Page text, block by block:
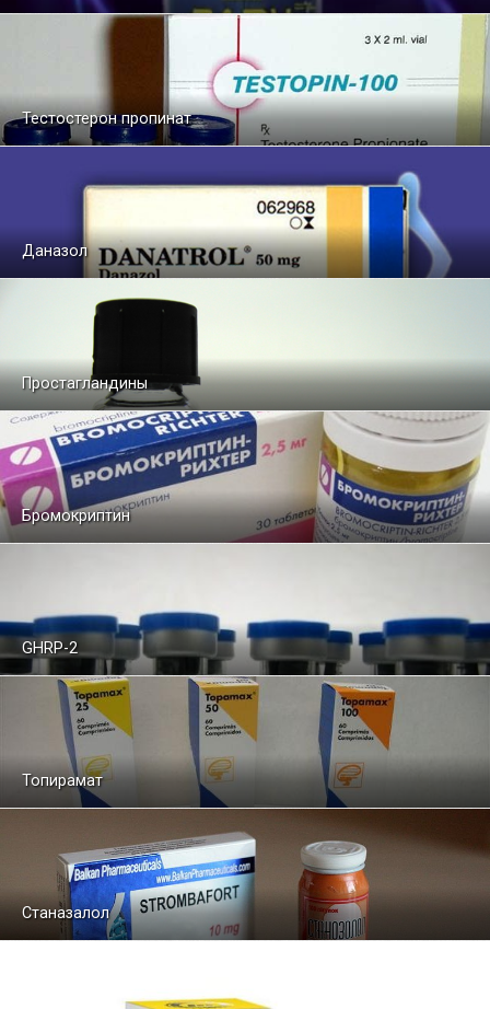
Тестостерон пропинат
Даназол
Простагландины
Бромокриптин
GHRP-2
Топирамат
Станазалол